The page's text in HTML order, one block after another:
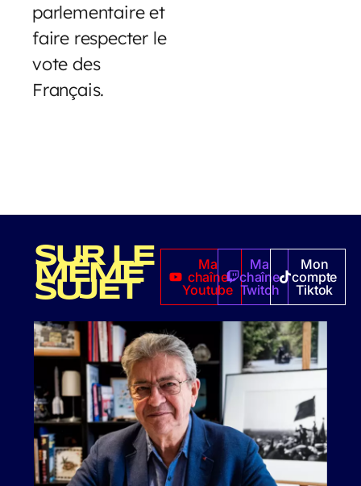
parlementaire et
faire respecter le
vote des
Français.
SUR LE
MÊME
SUJET
Ma
chaîne
Youtube
Ma
chaîne
Twitch
Mon
compte
Tiktok